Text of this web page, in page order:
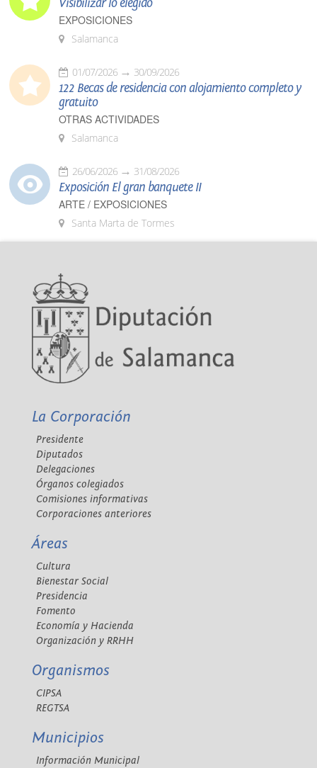
Visibilizar lo elegido
EXPOSICIONES
Salamanca
01/07/2026 30/09/2026
122 Becas de residencia con alojamiento completo y
gratuito
OTRAS ACTIVIDADES
Salamanca
26/06/2026 31/08/2026
Exposición El gran banquete II
ARTE / EXPOSICIONES
Santa Marta de Tormes
La Corporación
Presidente
Diputados
Delegaciones
Órganos colegiados
Comisiones informativas
Corporaciones anteriores
Áreas
Cultura
Bienestar Social
Presidencia
Fomento
Economía y Hacienda
Organización y RRHH
Organismos
CIPSA
REGTSA
Municipios
Información Municipal